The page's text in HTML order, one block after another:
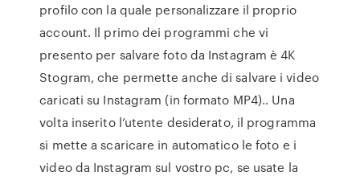
profilo con la quale personalizzare il proprio
account. Il primo dei programmi che vi
presento per salvare foto da Instagram è 4K
Stogram, che permette anche di salvare i video
caricati su Instagram (in formato MP4).. Una
volta inserito l’utente desiderato, il programma
si mette a scaricare in automatico le foto e i
video da Instagram sul vostro pc, se usate la